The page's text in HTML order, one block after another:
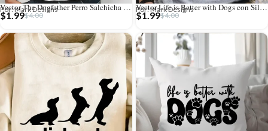
Vector The Dogfather Perro Salchicha Parodia El Padrino para Sublimar
Por: Mark Designs
$4.00
$1.99
Vector Life is Better with Dogs con Silueta de Perro para Sublimar
Por: Mark Designs
$4.00
$1.99